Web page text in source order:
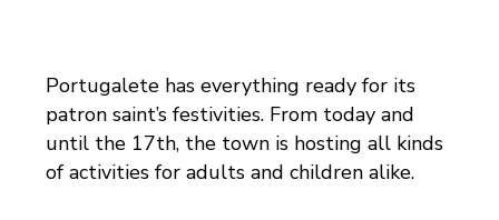
Portugalete has everything ready for its
patron saint’s festivities. From today and
until the 17th, the town is hosting all kinds
of activities for adults and children alike.